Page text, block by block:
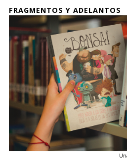
FRAGMENTOS Y ADELANTOS